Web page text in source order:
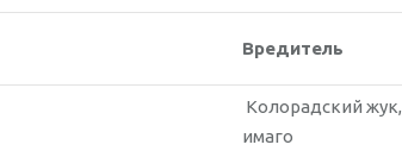
Вредитель
Колорадский жук,
имаго